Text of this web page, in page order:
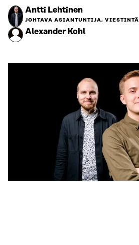
Antti Lehtinen
JOHTAVA ASIANTUNTIJA, VIESTINTÄ
Alexander Kohl